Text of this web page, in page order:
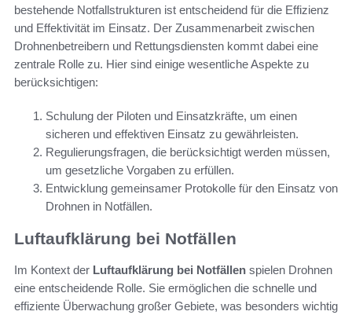
bestehende Notfallstrukturen ist entscheidend für die Effizienz
und Effektivität im Einsatz. Der Zusammenarbeit zwischen
Drohnenbetreibern und Rettungsdiensten kommt dabei eine
zentrale Rolle zu. Hier sind einige wesentliche Aspekte zu
berücksichtigen:
Schulung der Piloten und Einsatzkräfte, um einen
sicheren und effektiven Einsatz zu gewährleisten.
Regulierungsfragen, die berücksichtigt werden müssen,
um gesetzliche Vorgaben zu erfüllen.
Entwicklung gemeinsamer Protokolle für den Einsatz von
Drohnen in Notfällen.
Luftaufklärung bei Notfällen
Im Kontext der Luftaufklärung bei Notfällen spielen Drohnen
eine entscheidende Rolle. Sie ermöglichen die schnelle und
effiziente Überwachung großer Gebiete, was besonders wichtig